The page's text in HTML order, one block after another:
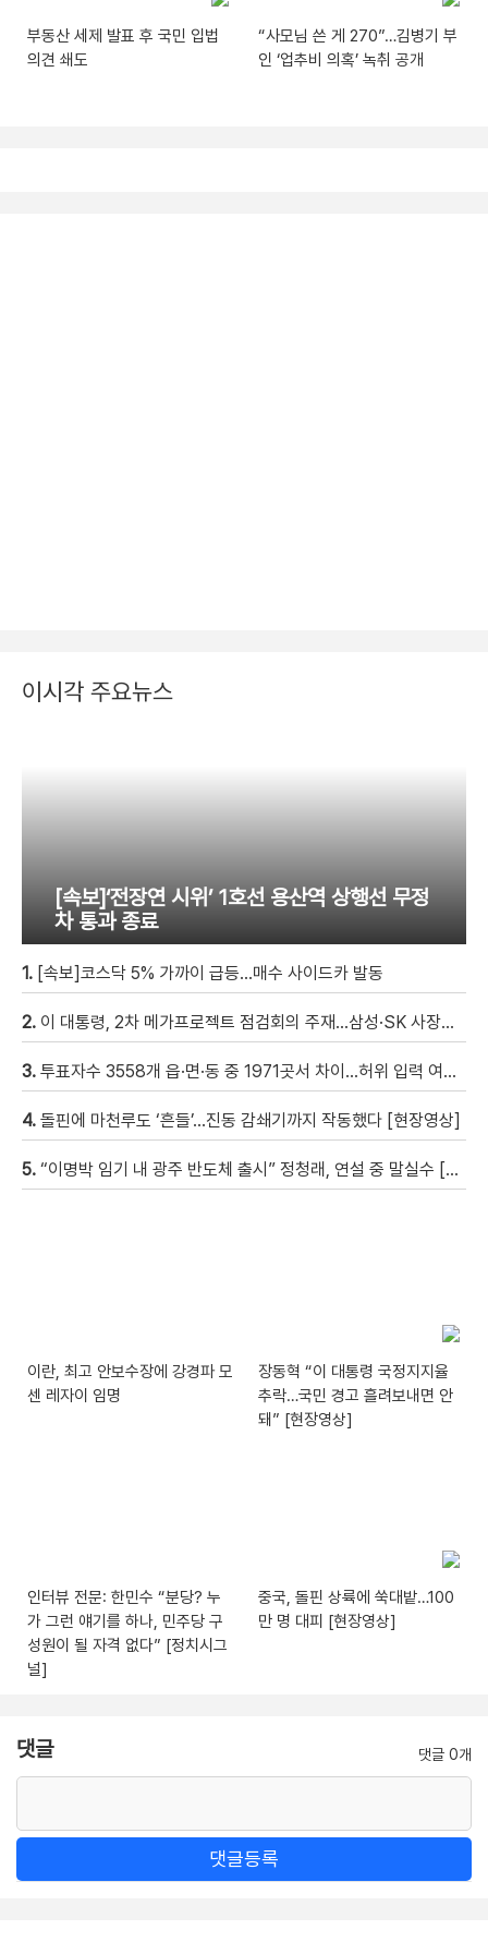
부동산 세제 발표 후 국민 입법
의견 쇄도
“사모님 쓴 게 270”…김병기 부
인 ‘업추비 의혹’ 녹취 공개
이시각 주요뉴스
[속보]‘전장연 시위’ 1호선 용산역 상행선 무정
차 통과 종료
1. [속보]코스닥 5% 가까이 급등…매수 사이드카 발동
2. 이 대통령, 2차 메가프로젝트 점검회의 주재…삼성·SK 사장단 참석
3. 투표자수 3558개 읍·면·동 중 1971곳서 차이…허위 입력 여부 수사
4. 돌핀에 마천루도 ‘흔들’…진동 감쇄기까지 작동했다 [현장영상]
5. “이명박 임기 내 광주 반도체 출시” 정청래, 연설 중 말실수 [현장영상]
이란, 최고 안보수장에 강경파 모
센 레자이 임명
장동혁 “이 대통령 국정지지율
추락…국민 경고 흘려보내면 안
돼” [현장영상]
인터뷰 전문: 한민수 “분당? 누
가 그런 얘기를 하나, 민주당 구
성원이 될 자격 없다” [정치시그
널]
중국, 돌핀 상륙에 쑥대밭…100
만 명 대피 [현장영상]
댓글 댓글 0개
댓글등록